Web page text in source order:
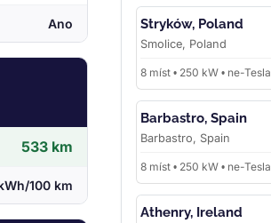
Ano
533 km
100 km
Stryków, Poland
Smolice, Poland
8 míst • 250 kW • ne-Tesla
Barbastro, Spain
Barbastro, Spain
8 míst • 250 kW • ne-Tesla
Athenry, Ireland